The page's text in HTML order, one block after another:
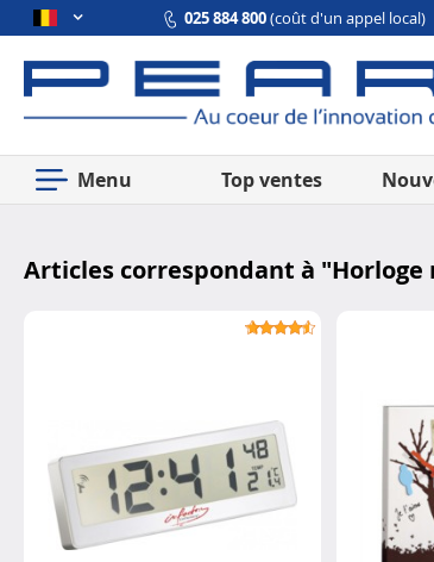
025 884 800(coût d'un appel local)
Menu Top ventes
Articles correspondant à "